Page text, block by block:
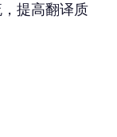
提高翻译质